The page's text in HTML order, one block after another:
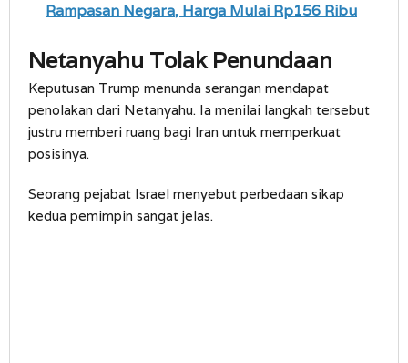
Rampasan Negara, Harga Mulai Rp156 Ribu
Netanyahu Tolak Penundaan
Keputusan Trump menunda serangan mendapat
penolakan dari Netanyahu. Ia menilai langkah tersebut
justru memberi ruang bagi Iran untuk memperkuat
posisinya.
Seorang pejabat Israel menyebut perbedaan sikap
kedua pemimpin sangat jelas.